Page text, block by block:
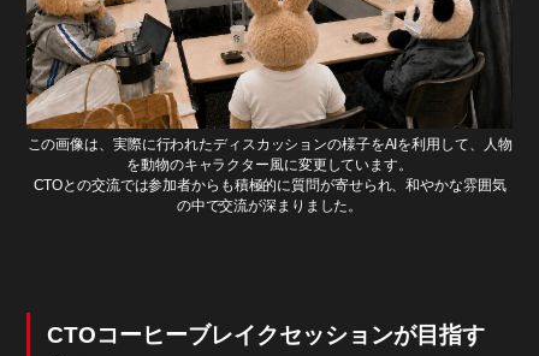
この画像は、実際に行われたディスカッションの様子をAIを利用して、人物
を動物のキャラクター風に変更しています。
CTOとの交流では参加者からも積極的に質問が寄せられ、和やかな雰囲気
の中で交流が深まりました。
CTOコーヒーブレイクセッションが目指す